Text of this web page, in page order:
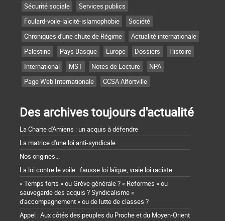
Sécurité sociale
Services publics
Foulard-voile-laïcité-islamophobie
Société
Chroniques d'une chute de Régime
Actualité internationale
Palestine
Pays Basque Europe Dossiers
Histoire
International
MST Notes de Lecture
NPA
Page Web Internationale
CCSA Alfortville
Des archives toujours d'actualité
La Charte d'Amiens : un acquis à défendre
La matrice d'une loi anti-syndicale
Nos origines...
La loi contre le voile : fausse loi laïque, vraie loi raciste
« Temps forts » ou Grève générale ? « Reformes » ou
sauvegarde des acquis ? Syndicalisme «
d'accompagnement » ou de lutte de classes ?
Appel : Aux côtés des peuples du Proche et du Moyen-Orient